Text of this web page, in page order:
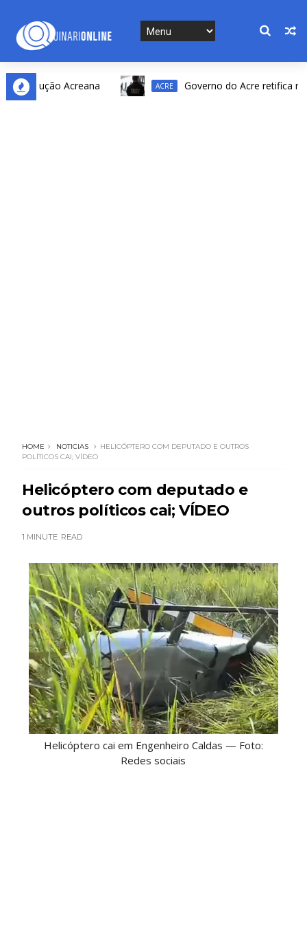
Acreana ACRE Governo do Acre retifica
HOME NOTICIAS
HELICÓPTERO COM DEPUTADO E OUTROS
POLÍTICOS CAI; VÍDEO
Helicóptero com deputado e
outros políticos cai; VÍDEO
1 MINUTE READ
Helicóptero cai em Engenheiro Caldas — Foto:
Redes sociais